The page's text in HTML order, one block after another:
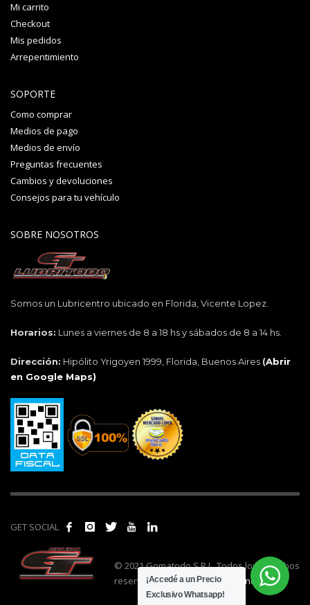
Mi carrito
Checkout
Mis pedidos
Arrepentimiento
SOPORTE
Como comprar
Medios de pago
Medios de envío
Preguntas frecuentes
Cambios y devoluciones
Consejos para tu vehículo
SOBRE NOSOTROS
Somos un Lubricentro ubicado en Florida, Vicente Lopez.
Horarios: Lunes a viernes de 8 a 18 hs y sábados de 8 a 14 hs.
Dirección: Hipólito Yrigoyen 1999, Florida, Buenos Aires (Abrir
en Google Maps)
GET SOCIAL
© 2021 Gomatodo S.R.L. Todos los derechos
reservados. | Realizado por
cónclave.
¡Accedé a un Precio
Exclusivo Whatsapp!